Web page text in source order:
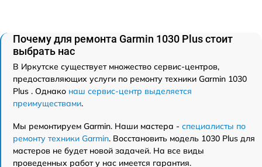
Почему для ремонта Garmin 1030 Plus стоит
выбрать нас
В Иркутске существует множество сервис-центров,
предоставляющих услуги по ремонту техники Garmin 1030
Plus . Однако наш сервис-центр выделяется
преимуществами.
Мы ремонтируем Garmin. Наши мастера - специалисты по
ремонту техники Garmin. Восстановить модель 1030 Plus для
мастеров не будет новой задачей. На все виды
проведенных работ у нас имеется гарантия.